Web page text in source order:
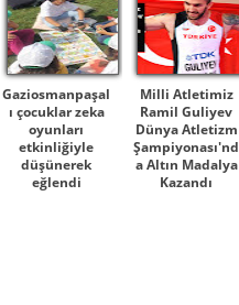
Gaziosmanpaşal
ı çocuklar zeka
oyunları
etkinliğiyle
düşünerek
eğlendi
Milli Atletimiz
Ramil Guliyev
Dünya Atletizm
Şampiyonası'nd
a Altın Madalya
Kazandı